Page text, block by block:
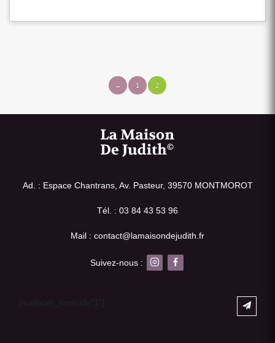
← 1 2
Ad. : Espace Chantrans, Av. Pasteur, 39570 MONTMOROT
Tél. : 03 84 43 53 96
Mail : contact@lamaisondejudith.fr
Suivez-nous :